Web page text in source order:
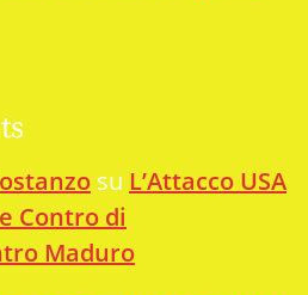
su L’Attacco USA
Contro di
Maduro